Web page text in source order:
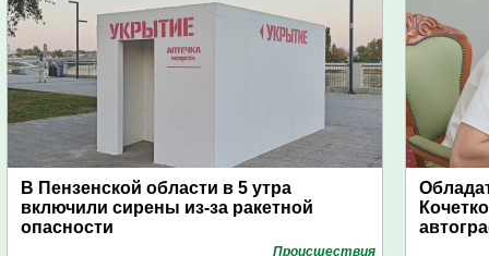
В Пензенской области в 5 утра
включили сирены из-за ракетной
опасности
Проиcшествия